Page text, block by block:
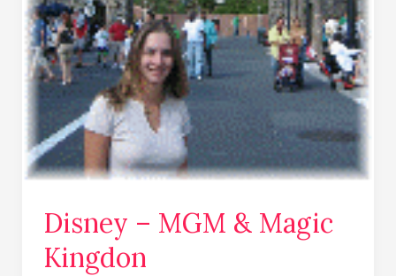
Disney – MGM & Magic
Kingdon